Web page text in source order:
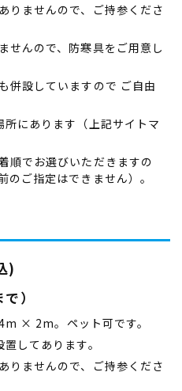
りませんので、ご持参くださ
せんので、防寒具をご用意し
併設していますので ご自由
にあります（上記サイトマ
順でお選びいただきますの
ご指定はできません）。
)
）
× 2m。ペット可です。
してあります。
りませんので、ご持参くださ